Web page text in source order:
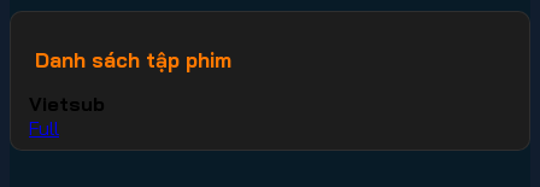
Danh sách tập phim
Vietsub
Full